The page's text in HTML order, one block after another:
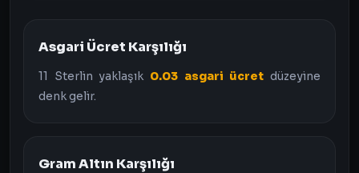
Asgari Ücret Karşılığı
11 Sterlin yaklaşık 0.03 asgari ücret düzeyine
denk gelir.
Gram Altın Karşılığı